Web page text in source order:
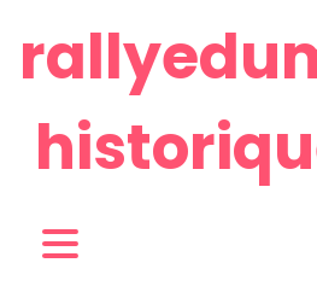
content